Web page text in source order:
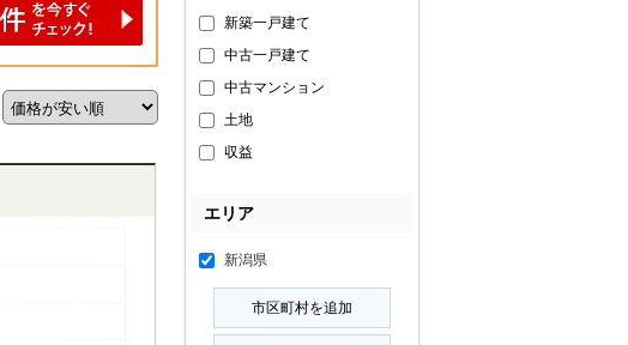
新築一戸建て
中古一戸建て
中古マンション
土地
収益
エリア
新潟県